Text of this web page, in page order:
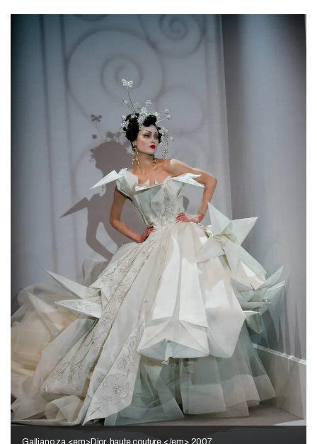
Galliano za <em>Dior, haute couture,</em> 2007.